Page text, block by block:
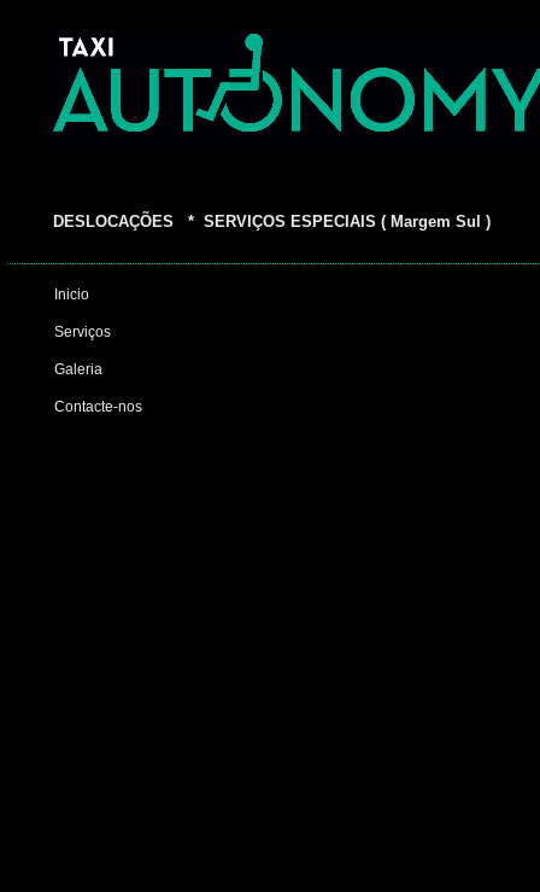
DESLOCAÇÕES * SERVIÇOS ESPECIAIS ( Margem Sul )
Inicio
Serviços
Contacte-nos
Galeria